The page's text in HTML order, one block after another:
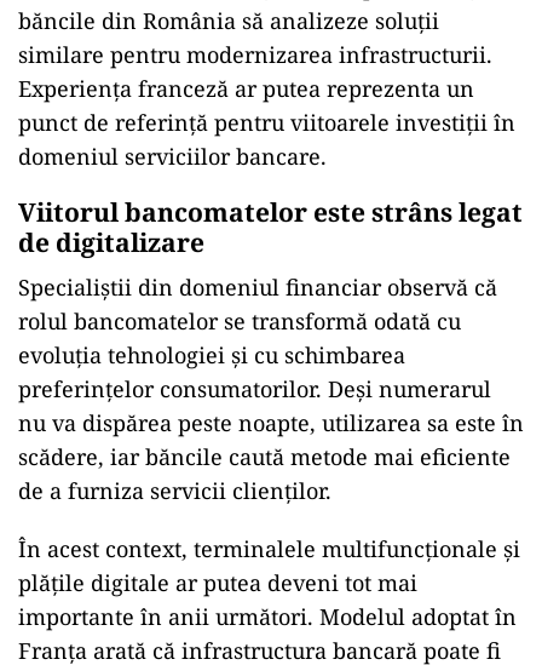
băncile din România să analizeze soluții
similare pentru modernizarea infrastructurii.
Experiența franceză ar putea reprezenta un
punct de referință pentru viitoarele investiții în
domeniul serviciilor bancare.
Viitorul bancomatelor este strâns legat
de digitalizare
Specialiștii din domeniul financiar observă că
rolul bancomatelor se transformă odată cu
evoluția tehnologiei și cu schimbarea
preferințelor consumatorilor. Deși numerarul
nu va dispărea peste noapte, utilizarea sa este în
scădere, iar băncile caută metode mai eficiente
de a furniza servicii clienților.
În acest context, terminalele multifuncționale și
plățile digitale ar putea deveni tot mai
importante în anii următori. Modelul adoptat în
Franța arată că infrastructura bancară poate fi